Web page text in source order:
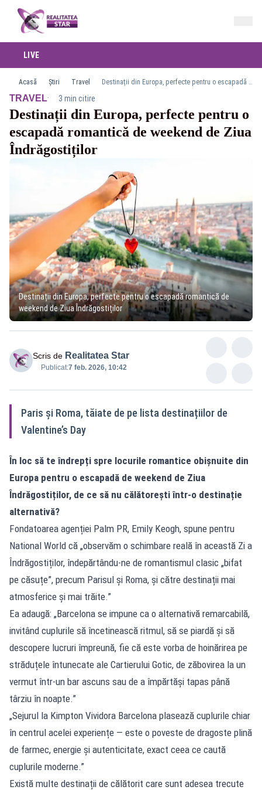
LIVE
Acasă Știri Travel Destinații din Europa, perfecte pentru o escapadă romantică de weekend de Ziua Îndrăgostiților
TRAVEL· 3 min citire
Destinații din Europa, perfecte pentru o
escapadă romantică de weekend de Ziua
Îndrăgostiților
Destinații din Europa, perfecte pentru o escapadă romantică de
weekend de Ziua Îndrăgostiților
Scris de Realitatea Star
Publicat:7 feb. 2026, 10:42
Paris și Roma, tăiate de pe lista destinațiilor de
Valentine’s Day
În loc să te îndrepți spre locurile romantice obișnuite din
Europa pentru o escapadă de weekend de Ziua
Îndrăgostiților, de ce să nu călătorești într-o destinație
alternativă?
Fondatoarea agenției Palm PR, Emily Keogh, spune pentru
National World că „observăm o schimbare reală în această Zi a
Îndrăgostiților, îndepărtându-ne de romantismul clasic „bifat
pe căsuțe”, precum Parisul și Roma, și către destinații mai
atmosferice și mai trăite.”
Ea adaugă: „Barcelona se impune ca o alternativă remarcabilă,
invitând cuplurile să încetinească ritmul, să se piardă și să
descopere lucruri împreună, fie că este vorba de hoinărirea pe
străduțele întunecate ale Cartierului Gotic, de zăbovirea la un
vermut într-un bar ascuns sau de a împărtăși tapas până
târziu în noapte.”
„Sejurul la Kimpton Vividora Barcelona plasează cuplurile chiar
în centrul acelei experiențe — este o poveste de dragoste plină
de farmec, energie și autenticitate, exact ceea ce caută
cuplurile moderne.”
Există multe destinații de călătorit care sunt adesea trecute